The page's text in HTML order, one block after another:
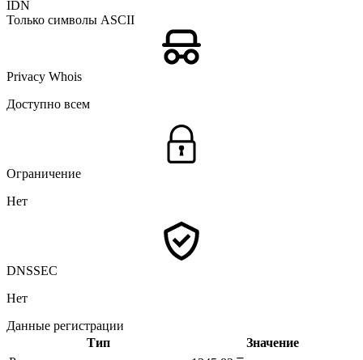
IDN
Только символы ASCII
Privacy Whois
Доступно всем
Ограничение
Нет
DNSSEC
Нет
Данные регистрации
Тип
Значение